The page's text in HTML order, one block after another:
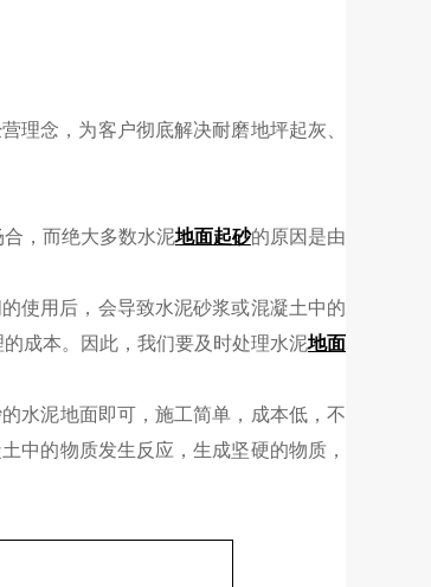
理念，为客户彻底解决耐磨地坪起灰、
，而绝大多数水泥地面起砂的原因是由
使用后，会导致水泥砂浆或混凝土中的
的成本。因此，我们要及时处理水泥地面
水泥地面即可，施工简单，成本低，不
中的物质发生反应，生成坚硬的物质，